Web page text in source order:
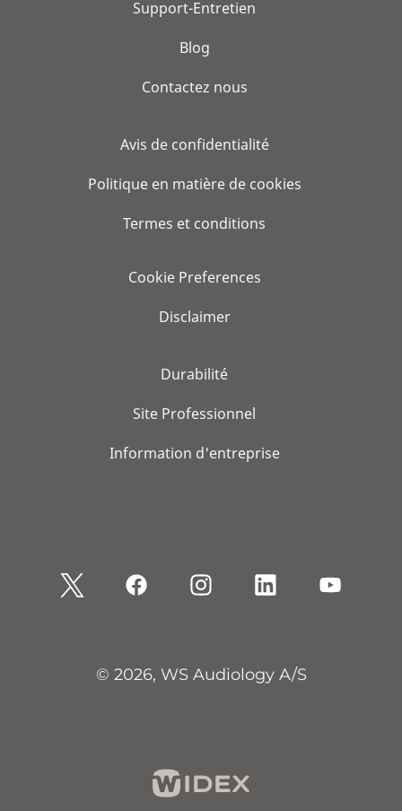
Support-Entretien
Blog
Contactez nous
Avis de confidentialité
Politique en matière de cookies
Termes et conditions
Cookie Preferences
Disclaimer
Durabilité
Site Professionnel
Information d'entreprise
© 2026, WS Audiology A/S